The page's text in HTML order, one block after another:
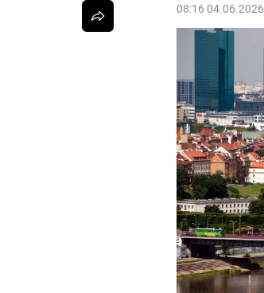
08:16 04.06.2026